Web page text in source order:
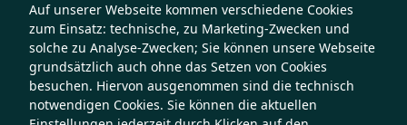
Auf unserer Webseite kommen verschiedene Cookies
zum Einsatz: technische, zu Marketing-Zwecken und
solche zu Analyse-Zwecken; Sie können unsere Webseite
grundsätzlich auch ohne das Setzen von Cookies
besuchen. Hiervon ausgenommen sind die technisch
notwendigen Cookies. Sie können die aktuellen